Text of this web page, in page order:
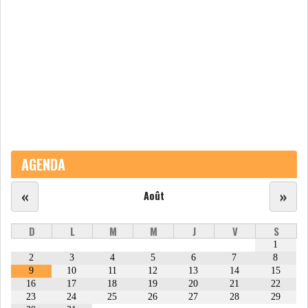
INTERNATIONAL
AFRIQUE DU NORD
AGENDA
Août
« »
D L M M J V S
1
2
3 4 5 6 7
8
9
10 11 12 13 14
15
16
17 18 19 20 21
22
23
24 25 26 27 28
29